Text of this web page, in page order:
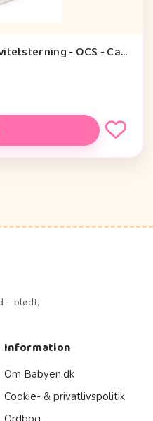
Cam Cam Copenhagen Aktivitetsterning - OCS - Carousel
– blødt,
Information
Om Babyen.dk
Cookie- & privatlivspolitik